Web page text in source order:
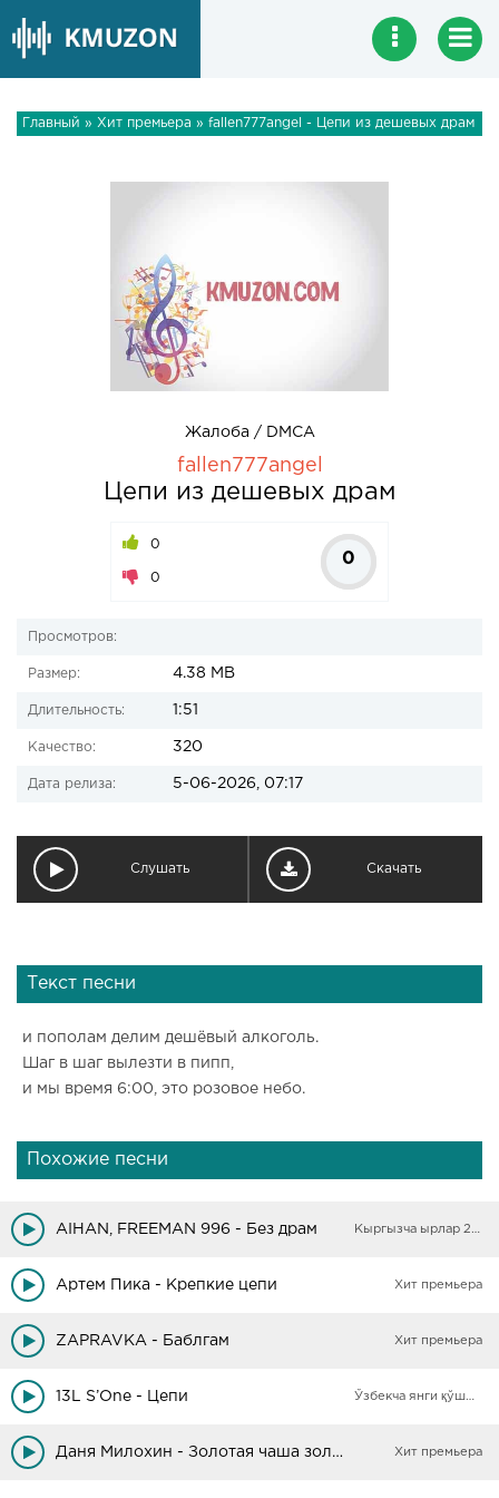
Главный » Хит премьера » fallen777angel - Цепи из дешевых драм
Жалоба / DMCA
fallen777angel
Цепи из дешевых драм
0
0
0
Просмотров:
Размер: 4.38 MB
Длительность: 1:51
Качество: 320
Дата релиза: 5-06-2026, 07:17
Слушать Скачать
Текст песни
и пополам делим дешёвый алкоголь.
Шаг в шаг вылезти в пипп,
и мы время 6:00, это розовое небо.
Похожие песни
AIHAN, FREEMAN 996 - Без драм Кыргызча ырлар 2025
Артем Пика - Крепкие цепи Хит премьера
ZAPRAVKA - Баблгам Хит премьера
13L S’One - Цепи Ўзбекча янги қўшиқлар
Даня Милохин - Золотая чаша золотые цепи Хит премьера